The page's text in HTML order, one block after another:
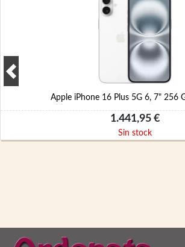
Apple iPhone 16 Plus 5G 6, 7" 256
1.441,95 €
Sin stock